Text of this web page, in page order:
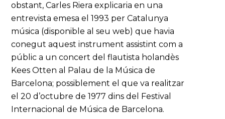
obstant, Carles Riera explicaria en una
entrevista emesa el 1993 per Catalunya
música (disponible al seu web) que havia
conegut aquest instrument assistint com a
públic a un concert del flautista holandès
Kees Otten al Palau de la Música de
Barcelona; possiblement el que va realitzar
el 20 d’octubre de 1977 dins del Festival
Internacional de Música de Barcelona.